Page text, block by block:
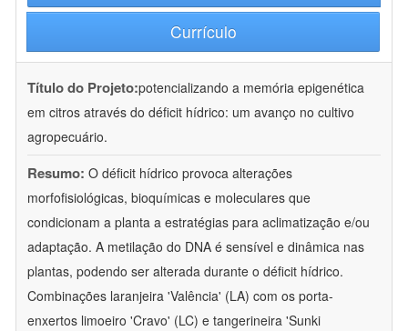
Currículo
Título do Projeto:potencializando a memória epigenética
em citros através do déficit hídrico: um avanço no cultivo
agropecuário.
Resumo: O déficit hídrico provoca alterações
morfofisiológicas, bioquímicas e moleculares que
condicionam a planta a estratégias para aclimatização e/ou
adaptação. A metilação do DNA é sensível e dinâmica nas
plantas, podendo ser alterada durante o déficit hídrico.
Combinações laranjeira 'Valência' (LA) com os porta-
enxertos limoeiro 'Cravo' (LC) e tangerineira 'Sunki